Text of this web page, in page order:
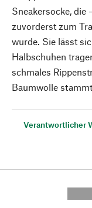
Sneakersocke, die
zuvorderst zum
wurde. Sie lässt
Halbschuhen
schmales
Baumwolle
Verantwortlicher